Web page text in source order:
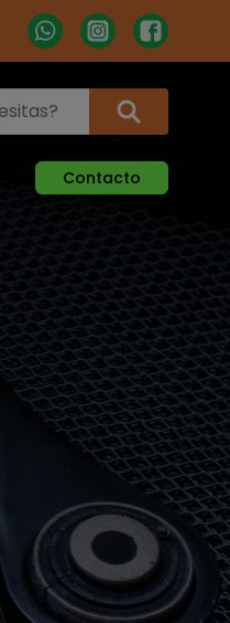
Contacto